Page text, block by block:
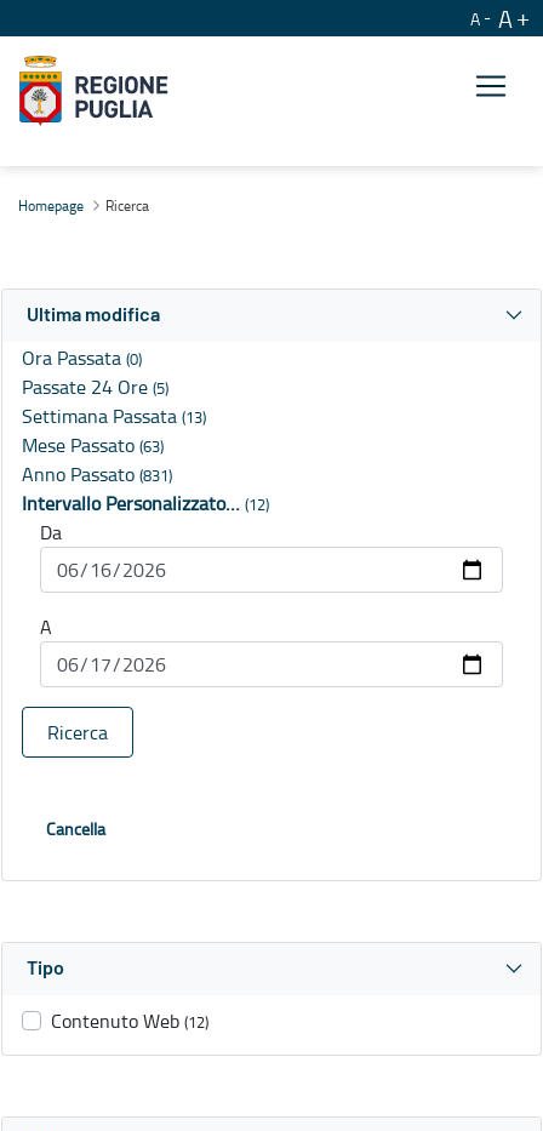
A A
Homepage Ricerca
Ultima modifica
Ora Passata (0)
Passate 24 Ore (5)
Settimana Passata (13)
Mese Passato (63)
Anno Passato (831)
Intervallo Personalizzato… (12)
Da
A
Ricerca
Cancella
Tipo
Contenuto Web (12)